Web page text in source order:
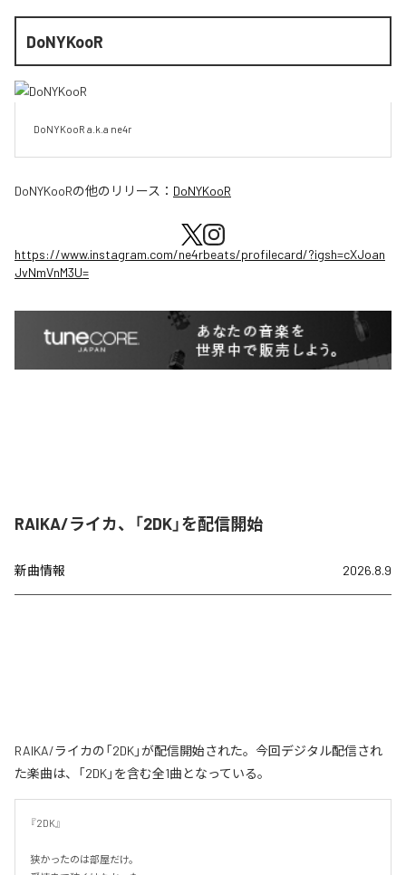
DoNYKooR
DoNYKooR a.k.a ne4r
DoNYKooRの他のリリース： DoNYKooR
https://www.instagram.com/ne4rbeats/profilecard/?igsh=cXJoan
JvNmVnM3U=
RAIKA/ライカ、「2DK」を配信開始
新曲情報 2026.8.9
RAIKA/ライカの「2DK」が配信開始された。今回デジタル配信され
た楽曲は、「2DK」を含む全1曲となっている。
『2DK』
狭かったのは部屋だけ。